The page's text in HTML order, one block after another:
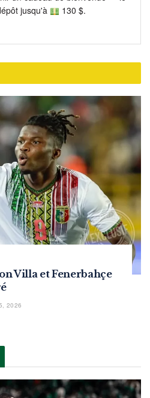
jusqu'à
130 $.
Villa et Fenerbahçe
2026